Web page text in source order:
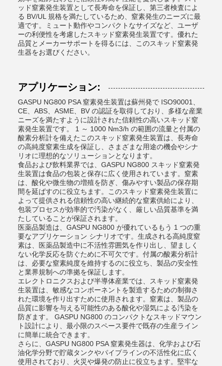
ッド窒素発生装置として長寿命を保証し、第三者検査によ
る BV/UL 規格を満たしているため、窒素発生のニーズに最
適です。ミュート動作やコンパクトなサイズなど、ユーザ
ーの利便性を考慮したスキッド窒素発生装置です。優れた
品質とメーカーサポートを得るには、このスキッド窒素発
生器をお選びください。
アプリケーション:
GASPU NG800 PSA 窒素発生装置は蘇州発で ISO90001、
CE、ABS、ASME、BV の認証を取得しており、多様な産業
ニーズを満たすように設計された信頼性の高いスキッド窒
素発生装置です。 1 ～ 1000 Nm3/h の範囲の流量と付属の
酸素分析計を備えたこのスキッド窒素発生装置は、長寿命
の高純度窒素生成を保証し、さまざまな用途の機会やシナ
リオに理想的なソリューションとなります。
食品および飲料業界では、GASPU NG800 スキッド窒素発
生装置は食品の包装と保存に広く使用されています。窒素
は、酸化や微生物の増殖を防ぎ、傷みやすい製品の保存期
間を延ばすのに役立ちます。このスキッド窒素発生装置に
よって提供される信頼性の高い継続的な窒素供給により、
包装プロセスが効率的で汚染がなく、厳しい品質基準を満
たしていることが保証されます。
医薬品製造は、GASPU NG800 が優れているもう 1 つの重
要なアプリケーション シナリオです。生成される高純度窒
素は、医薬品製造中に不活性雰囲気を作り出し、望ましく
ない化学反応を防ぐために不可欠です。付属の酸素分析計
は、必要な窒素純度を維持するのに役立ち、製品の安全性
と業界規制への準拠を保証します。
エレクトロニクスおよび半導体産業では、スキッド窒素発
生装置は、敏感なコンポーネントを製造するための制御さ
れた環境を作り出すために使用されます。窒素は、製品の
品質に影響を与える可能性のある酸化や湿気による汚染を
防ぎます。 GASPU NG800 のコンパクトなスキッドマウン
ト設計により、最小限のスペース要件で既存の生産ライン
に簡単に統合できます。
さらに、GASPU NG800 PSA 窒素発生器は、化学および石
油化学分野で貯蔵タンクやパイプラインの不活性化に広く
使用されており、火災や爆発の防止に役立ちます。堅牢な